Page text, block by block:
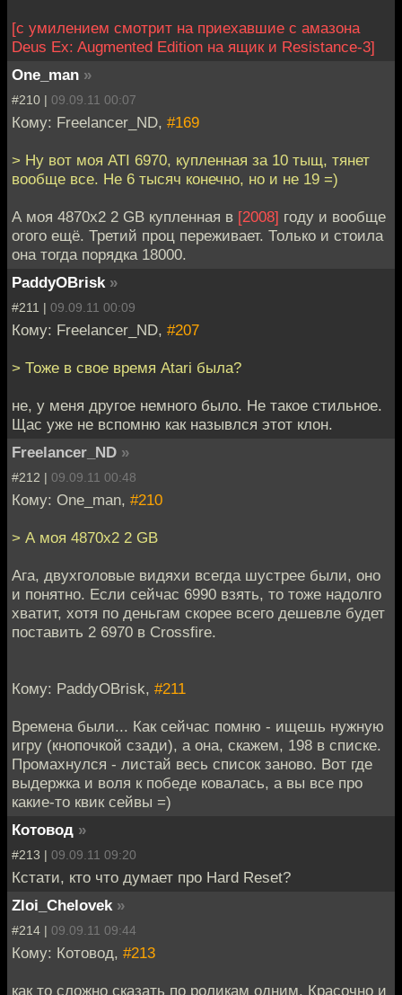
[с умилением смотрит на приехавшие с амазона
Deus Ex: Augmented Edition на ящик и Resistance-3]
One_man »
#210 | 09.09.11 00:07
Кому: Freelancer_ND, #169
> Ну вот моя ATI 6970, купленная за 10 тыщ, тянет
вообще все. Не 6 тысяч конечно, но и не 19 =)
А моя 4870х2 2 GB купленная в [2008] году и вообще
огого ещё. Третий проц переживает. Только и стоила
она тогда порядка 18000.
PaddyOBrisk »
#211 | 09.09.11 00:09
Кому: Freelancer_ND, #207
> Тоже в свое время Atari была?
не, у меня другое немного было. Не такое стильное.
Щас уже не вспомню как назывлся этот клон.
Freelancer_ND »
#212 | 09.09.11 00:48
Кому: One_man, #210
> А моя 4870х2 2 GB
Ага, двухголовые видяхи всегда шустрее были, оно
и понятно. Если сейчас 6990 взять, то тоже надолго
хватит, хотя по деньгам скорее всего дешевле будет
поставить 2 6970 в Crossfire.
Кому: PaddyOBrisk, #211
Времена были... Как сейчас помню - ищешь нужную
игру (кнопочкой сзади), а она, скажем, 198 в списке.
Промахнулся - листай весь список заново. Вот где
выдержка и воля к победе ковалась, а вы все про
какие-то квик сейвы =)
Котовод »
#213 | 09.09.11 09:20
Кстати, кто что думает про Hard Reset?
Zloi_Chelovek »
#214 | 09.09.11 09:44
Кому: Котовод, #213
как то сложно сказать по роликам одним. Красочно и